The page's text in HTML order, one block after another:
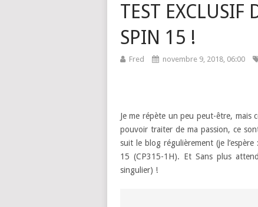
TEST EXCLUSIF
SPIN 15 !
Fred novembre 9, 2018, 06:00
Je me répète un peu peut-être, mais
pouvoir traiter de ma passion, ce
suit le blog régulièrement (je
15 (CP315-1H). Et Sans plus
singulier) !